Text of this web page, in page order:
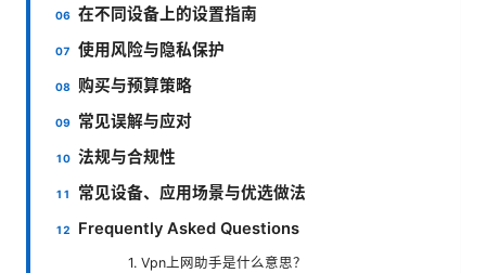
在不同设备上的设置指南
使用风险与隐私保护
购买与预算策略
常见误解与应对
法规与合规性
常见设备、应用场景与优选做法
Frequently Asked Questions
1. Vpn上网助手是什么意思？